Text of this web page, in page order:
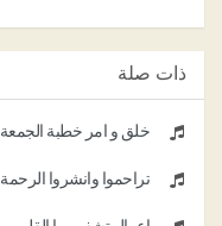
ذات صلة
خلق و أمر خطبة الجمعة